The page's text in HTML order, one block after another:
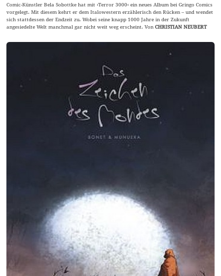
Comic-Künstler Bela Sobottke hat mit ›Terror 3000‹ ein neues Album bei Gringo Comics
vorgelegt. Mit diesem kehrt er dem Italowestern erzählerisch den Rücken – und wendet
sich stattdessen der Endzeit zu. Wobei seine knapp 1000 Jahre in der Zukunft
angesiedelte Welt manchmal gar nicht weit weg erscheint. VonCHRISTIAN NEUBERT